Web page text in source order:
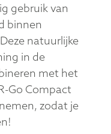
gebruik van
binnen
natuurlijke
in de
met het
Go Compact
zodat je